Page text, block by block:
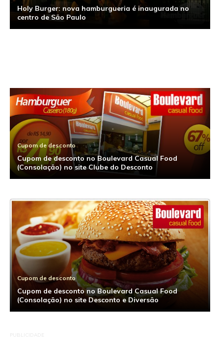
Holy Burger: nova hamburgueria é inaugurada no
centro de São Paulo
Hamburguerias
Ranking 2011: Os melhores hambúrgueres de São
Cupom de desconto
Cupom de desconto no Boulevard Casual Food
(Consolação) no site Clube do Desconto
Cupom de desconto
Cupom de desconto no Boulevard Casual Food
(Consolação) no site Desconto e Diversão
PUBLICIDADE